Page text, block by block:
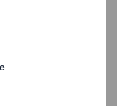
Materialien
der Kinder